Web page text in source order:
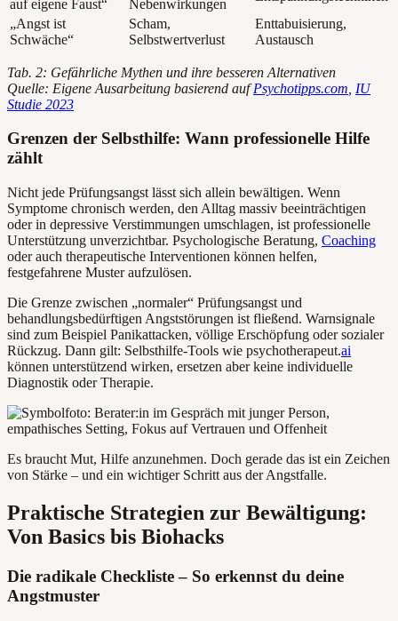
auf eigene Faust“ Nebenwirkungen
„Angst ist
Schwäche“
Scham,
Selbstwertverlust
Enttabuisierung,
Austausch
Tab. 2: Gefährliche Mythen und ihre besseren Alternativen
Quelle: Eigene Ausarbeitung basierend aufPsychotipps.com IU
Studie 2023
Grenzen der Selbsthilfe: Wann professionelle Hilfe
zählt
Nicht jede Prüfungsangst lässt sich allein bewältigen. Wenn
Symptome chronisch werden, den Alltag massiv beeinträchtigen
oder in depressive Verstimmungen umschlagen, ist professionelle
Unterstützung unverzichtbar. Psychologische Beratung, Coaching
oder auch therapeutische Interventionen können helfen,
festgefahrene Muster aufzulösen.
Die Grenze zwischen „normaler“ Prüfungsangst und
behandlungsbedürftigen Angststörungen ist fließend. Warnsignale
sind zum Beispiel Panikattacken, völlige Erschöpfung oder sozialer
Rückzug. Dann gilt: Selbsthilfe-Tools wie psychotherapeut.ai
können unterstützend wirken, ersetzen aber keine individuelle
Diagnostik oder Therapie.
Es braucht Mut, Hilfe anzunehmen. Doch gerade das ist ein Zeichen
von Stärke – und ein wichtiger Schritt aus der Angstfalle.
Praktische Strategien zur Bewältigung:
Von Basics bis Biohacks
Die radikale Checkliste – So erkennst du deine
Angstmuster